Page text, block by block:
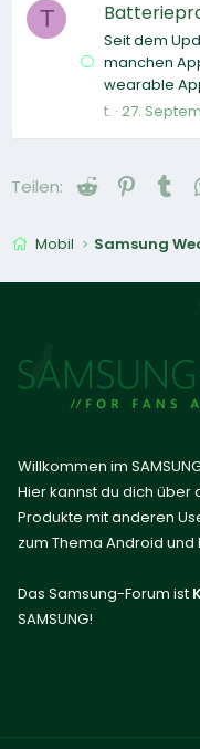
T
Seit dem
manchen
wearable
t. 27.
Teilen: Reddit
Mobil Samsung
Willkommen im
Hier kannst du dich über
Produkte mit anderen
zum Thema Android und
Das Samsung-Forum ist
SAMSUNG!